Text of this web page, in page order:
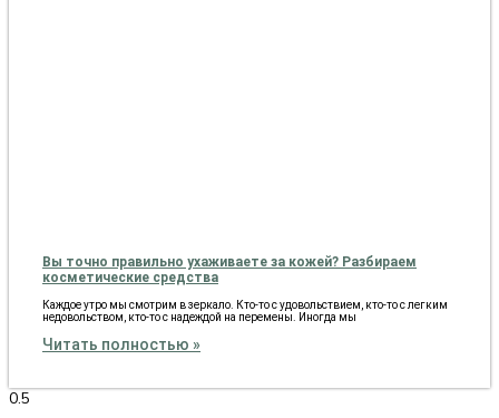
Вы точно правильно ухаживаете за кожей? Разбираем
косметические средства
Каждое утро мы смотрим в зеркало. Кто-то с удовольствием, кто-то с легким
недовольством, кто-то с надеждой на перемены. Иногда мы
Читать полностью »